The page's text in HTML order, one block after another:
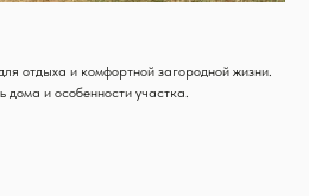
отдыха и комфортной загородной жизни.
и особенности участка.